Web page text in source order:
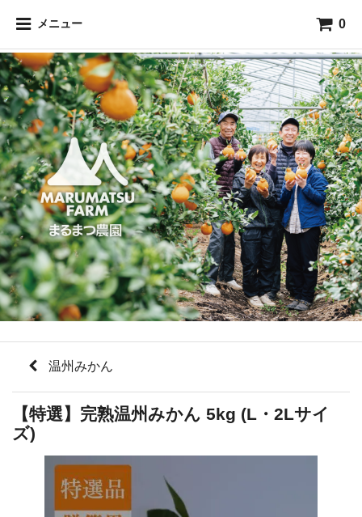
メニュー 0
温州みかん
【特選】完熟温州みかん 5kg (L・2Lサイ
ズ)